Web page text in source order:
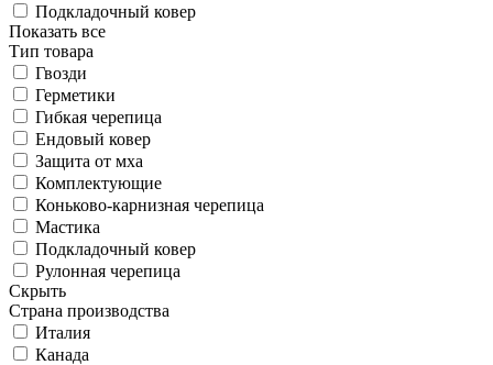
Подкладочный ковер
Показать все
Тип товара
Гвозди
Герметики
Гибкая черепица
Ендовый ковер
Защита от мха
Комплектующие
Коньково-карнизная черепица
Мастика
Подкладочный ковер
Рулонная черепица
Скрыть
Страна производства
Италия
Канада